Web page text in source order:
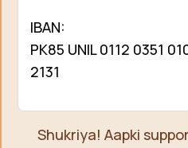
IBAN:
PK85 UNIL 0112 0351
2131
Shukriya! Aapki